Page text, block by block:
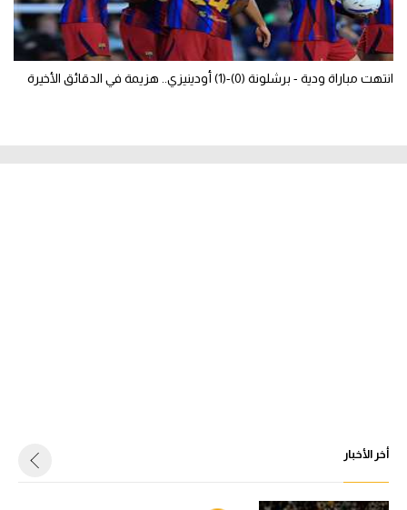
انتهت مباراة ودية - برشلونة (0)-(1) أودينيزي.. هزيمة في الدقائق الأخيرة
أخر الأخبار